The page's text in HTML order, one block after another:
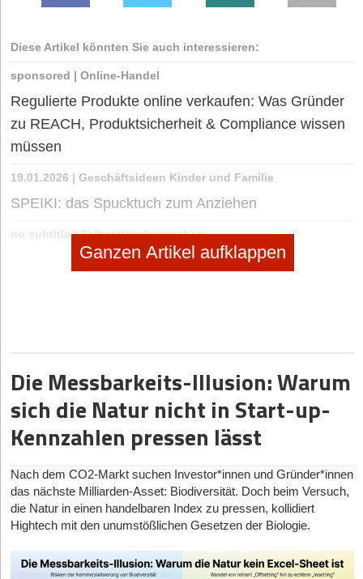
Diese Artikel könnten Sie auch interessieren:
sponsored | Online-Handel
Regulierte Produkte online verkaufen: Was Gründer
zu REACH, Produktsicherheit & Compliance wissen
müssen
19.01.2026 | Geschäftsideen Kinder und Familie
SPEIKI: das Spucktuch zum Anziehen
no subtitle |Selbstständig machen
Selbstständig machen als Foodtrucker
Ganzen Artikel aufklappen
Die Messbarkeits-Illusion: Warum
sich die Natur nicht in Start-up-
Kennzahlen pressen lässt
Nach dem CO2-Markt suchen Investor*innen und Gründer*innen
das nächste Milliarden-Asset: Biodiversität. Doch beim Versuch,
die Natur in einen handelbaren Index zu pressen, kollidiert
Hightech mit den unumstößlichen Gesetzen der Biologie.